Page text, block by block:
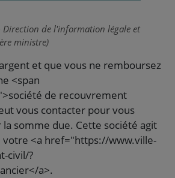
Direction de l'information légale et
ministre)
et que vous ne remboursez
<span
de recouvrement
vous contacter pour vous
somme due. Cette société agit
votre <a href="https://www.ville-
civil/?
a>.